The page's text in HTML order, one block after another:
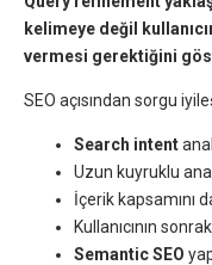
kelimeye değil
vermesi gerektiğini
SEO açısından sorgu
Search intent
Uzun kuyruklu
İçerik kapsamını
Kullanıcının
Semantic SEO